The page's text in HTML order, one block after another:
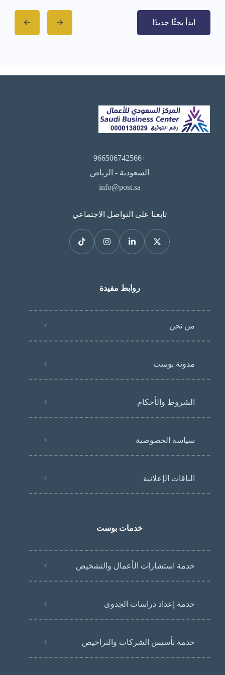
ابدأ بحثًا جديدًا
+966506742566
السعودية - الرياض
info@post.sa
تابعنا على التواصل الاجتماعي
روابط مفيدة
من نحن
مدونة بوست
الشروط والأحكام
سياسة الخصوصية
الباقات الإعلانية
خدمات بوست
خدمة استشارات الأعمال والتشخيص
خدمة إعداد دراسات الجدوى
خدمة تأسيس الشركات والتراخيص